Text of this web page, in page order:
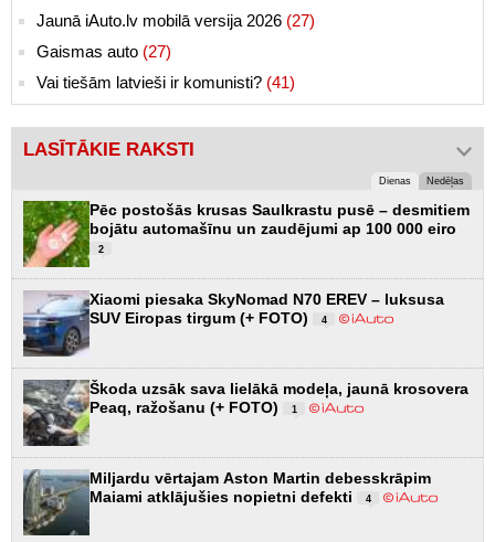
Jaunā iAuto.lv mobilā versija 2026 (27)
Gaismas auto (27)
Vai tiešām latvieši ir komunisti? (41)
LASĪTĀKIE RAKSTI
Dienas Nedēļas
Pēc postošās krusas Saulkrastu pusē – desmitiem
bojātu automašīnu un zaudējumi ap 100 000 eiro
2
Xiaomi piesaka SkyNomad N70 EREV – luksusa
SUV Eiropas tirgum (+ FOTO)
4
Škoda uzsāk sava lielākā modeļa, jaunā krosovera
Peaq, ražošanu (+ FOTO)
1
Miljardu vērtajam Aston Martin debesskrāpim
Maiami atklājušies nopietni defekti
4